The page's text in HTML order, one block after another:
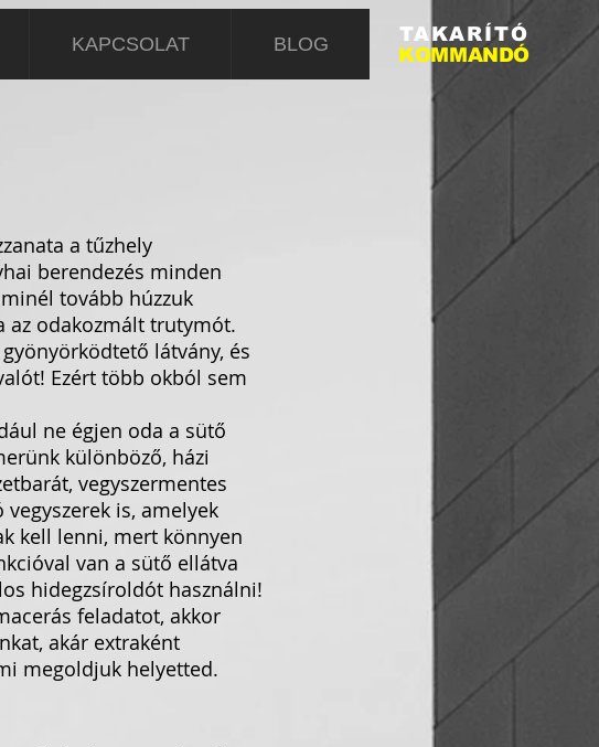
KAPCSOLAT BLOG
TAKARÍTÓ
KOMMANDÓ
a tűzhely
berendezés minden
tovább húzzuk
az odakozmált trutymót.
látvány, és
Ezért több okból sem
ne égjen oda a sütő
különböző, házi
vegyszermentes
is, amelyek
kell lenni, mert könnyen
van a sütő ellátva
hidegzsíroldót használni!
feladatot, akkor
akár extraként
megoldjuk helyetted.